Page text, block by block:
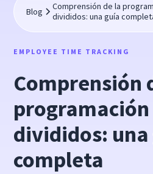
Blog
Comprensión de la
divididos: una guía
EMPLOYEE TIME TRACKING
Comprensión
divididos: una
completa